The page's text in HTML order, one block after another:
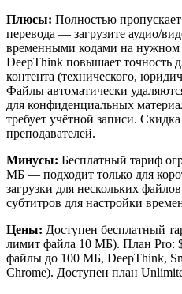
Плюсы: Полностью
перевода — загрузите аудио/
временными кодами на нужном
DeepThink повышает точность
контента (технического,
Файлы автоматически
для конфиденциальных
требует учётной записи.
преподавателей.
Минусы: Бесплатный тариф
МБ — подходит только для
загрузки для нескольких
субтитров для настройки
Цены: Доступен бесплатный
лимит файла 10 МБ). План Pro:
файлы до 100 МБ, DeepThink,
Chrome). Доступен план